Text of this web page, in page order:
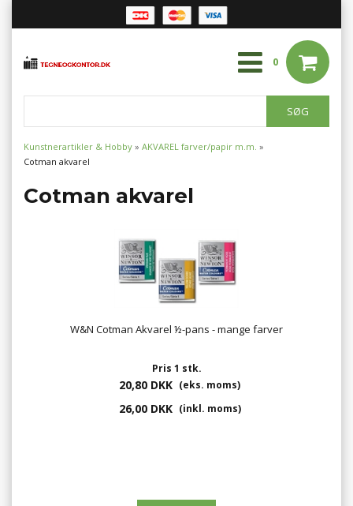
0
Kunstnerartikler & Hobby » AKVAREL farver/papir m.m. »
Cotman akvarel
Cotman akvarel
W&N Cotman Akvarel ½-pans - mange farver
Pris 1 stk.
20,80 DKK (eks. moms)
26,00 DKK (inkl. moms)